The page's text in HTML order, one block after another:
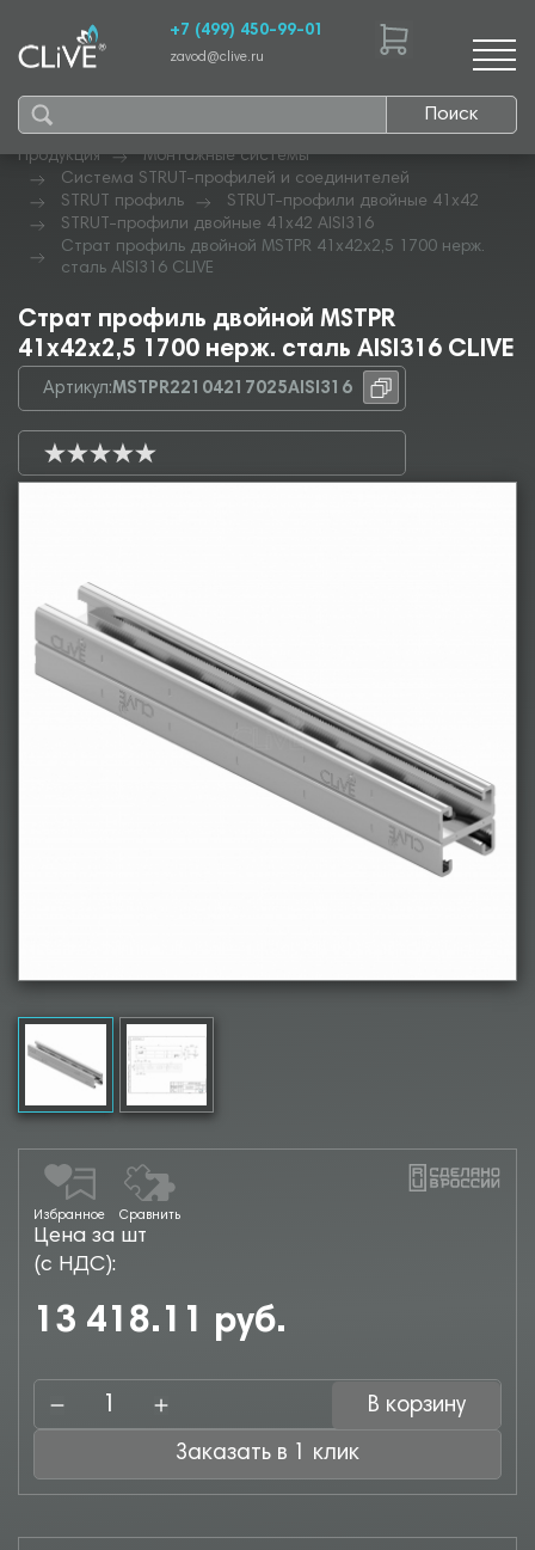
Поиск
+7 (499) 450-99-01
zavod@clive.ru
Продукция
Монтажные системы
Система STRUT-профилей и соединителей
STRUT профиль
STRUT-профили двойные 41х42
STRUT-профили двойные 41х42 AISI316
Страт профиль двойной MSTPR 41х42х2,5 1700 нерж.
сталь AISI316 CLIVE
Страт профиль двойной MSTPR
41х42х2,5 1700 нерж. сталь AISI316 CLIVE
Артикул:MSTPR22104217025AISI316
Избранное Сравнить
Цена за шт
(с НДС):
13 418.11 руб.
В корзину
Заказать в 1 клик